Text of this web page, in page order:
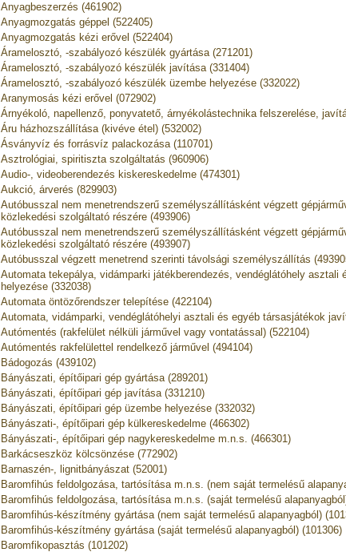
Anyagbeszerzés (461902)
Anyagmozgatás géppel (522405)
Anyagmozgatás kézi erővel (522404)
Áramelosztó, -szabályozó készülék gyártása (271201)
Áramelosztó, -szabályozó készülék javítása (331404)
Áramelosztó, -szabályozó készülék üzembe helyezése (332022)
Aranymosás kézi erővel (072902)
Árnyékoló, napellenző, ponyvatető, árnyékolástechnika felszerelése,
Áru házhozszállítása (kivéve étel) (532002)
Ásványvíz és forrásvíz palackozása (110701)
Asztrológiai, spiritiszta szolgáltatás (960906)
Audio-, videoberendezés kiskereskedelme (474301)
Aukció, árverés (829903)
Autóbusszal nem menetrendszerű személyszállításként végzett
közlekedési szolgáltató részére (493906)
Autóbusszal nem menetrendszerű személyszállításként végzett
közlekedési szolgáltató részére (493907)
Autóbusszal végzett menetrend szerinti távolsági személyszállítás
Automata tekepálya, vidámparki játékberendezés, vendéglátóhely
helyezése (332038)
Automata öntözőrendszer telepítése (422104)
Automata, vidámparki, vendéglátóhelyi asztali és egyéb társasjátékok
Autómentés (rakfelület nélküli járművel vagy vontatással) (522104)
Autómentés rakfelülettel rendelkező járművel (494104)
Bádogozás (439102)
Bányászati, építőipari gép gyártása (289201)
Bányászati, építőipari gép javítása (331210)
Bányászati, építőipari gép üzembe helyezése (332032)
Bányászati-, építőipari gép külkereskedelme (466302)
Bányászati-, építőipari gép nagykereskedelme m.n.s. (466301)
Barkácseszköz kölcsönzése (772902)
Barnaszén-, lignitbányászat (52001)
Baromfihús feldolgozása, tartósítása m.n.s. (nem saját termelésű
Baromfihús feldolgozása, tartósítása m.n.s. (saját termelésű
Baromfihús-készítmény gyártása (nem saját termelésű alapanyagból)
Baromfihús-készítmény gyártása (saját termelésű alapanyagból) (101306)
Baromfikopasztás (101202)